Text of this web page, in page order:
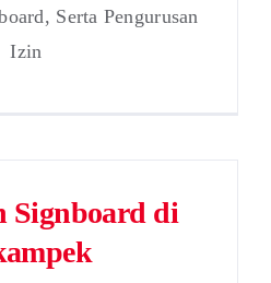
Serta Pengurusan
Izin
Signboard di